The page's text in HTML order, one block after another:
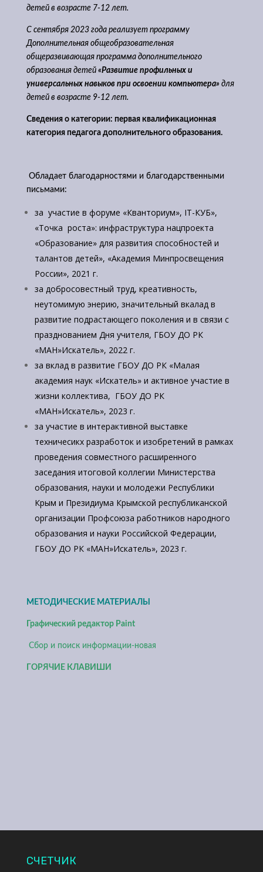
детей в возрасте 7-12 лет.
С сентября 2023 года реализует программу
Дополнительная общеобразовательная
общеразвивающая программа дополнительного
образования детей «Развитие профильных и
универсальных навыков при освоении компьютера» для
детей в возрасте 9-12 лет.
Сведения о категории: первая квалификационная
категория педагога дополнительного образования.
Обладает благодарностями и благодарственными
письмами:
за участие в форуме «Кванториум», IT-КУБ»,
«Точка роста»: инфраструктура нацпроекта
«Образование» для развития способностей и
талантов детей», «Академия Минпросвещения
России», 2021 г.
за добросовестный труд, креативность,
неутомимую энерию, значительный вкалад в
развитие подрастающего поколения и в связи с
празднованием Дня учителя, ГБОУ ДО РК
«МАН»Искатель», 2022 г.
за вклад в развитие ГБОУ ДО РК «Малая
академия наук «Искатель» и активное участие в
жизни коллектива, ГБОУ ДО РК
«МАН»Искатель», 2023 г.
за участие в интерактивной выставке
техничесикх разработок и изобретений в рамках
проведения совместного расширенного
заседания итоговой коллегии Министерства
образования, науки и молодежи Республики
Крым и Президиума Крымской республиканской
организации Профсоюза работников народного
образования и науки Российской Федерации,
ГБОУ ДО РК «МАН»Искатель», 2023 г.
МЕТОДИЧЕСКИЕ МАТЕРИАЛЫ
Графический редактор Paint
Сбор и поиск информации-новая
ГОРЯЧИЕ КЛАВИШИ
СЧЕТЧИК